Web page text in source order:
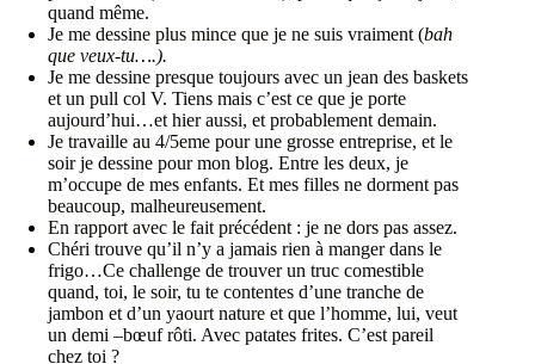
quand même.
Je me dessine plus mince que je ne suis vraiment (bah
que veux-tu….).
Je me dessine presque toujours avec un jean des baskets
et un pull col V. Tiens mais c’est ce que je porte
aujourd’hui…et hier aussi, et probablement demain.
Je travaille au 4/5eme pour une grosse entreprise, et le
soir je dessine pour mon blog. Entre les deux, je
m’occupe de mes enfants. Et mes filles ne dorment pas
beaucoup, malheureusement.
En rapport avec le fait précédent : je ne dors pas assez.
Chéri trouve qu’il n’y a jamais rien à manger dans le
frigo…Ce challenge de trouver un truc comestible
quand, toi, le soir, tu te contentes d’une tranche de
jambon et d’un yaourt nature et que l’homme, lui, veut
un demi –bœuf rôti. Avec patates frites. C’est pareil
chez toi ?